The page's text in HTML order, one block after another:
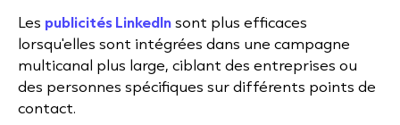
Les publicités LinkedInsont plus efficaces
lorsqu'elles sont intégrées dans une campagne
multicanal plus large, ciblant des entreprises ou
des personnes spécifiques sur différents points de
contact.